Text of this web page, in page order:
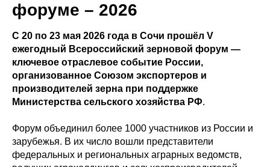
форуме – 2026
С 20 по 23 мая 2026 года в Сочи прошёл V
ежегодный Всероссийский зерновой форум —
ключевое отраслевое событие России,
организованное Союзом экспортеров и
производителей зерна при поддержке
Министерства сельского хозяйства РФ.
Форум объединил более 1000 участников из России и
зарубежья. В их число вошли представители
федеральных и региональных аграрных ведомств,